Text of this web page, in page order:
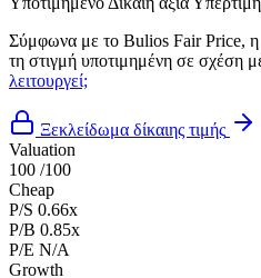
Σύμφωνα με το Bulios Fair Price, η
τη στιγμή υποτιμημένη σε σχέση
λειτουργεί;
Ξεκλείδωμα δίκαιης τιμής
Valuation
100 /100
Cheap
P/S 0.66x
P/B 0.85x
P/E N/A
Growth